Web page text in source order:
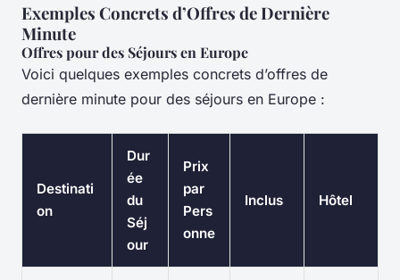
Exemples Concrets d’Offres de Dernière
Minute
Offres pour des Séjours en Europe
Voici quelques exemples concrets d’offres de
dernière minute pour des séjours en Europe :
Destinati
on
Dur
ée
du
Séj
our
Prix
par
Pers
onne
Inclus Hôtel